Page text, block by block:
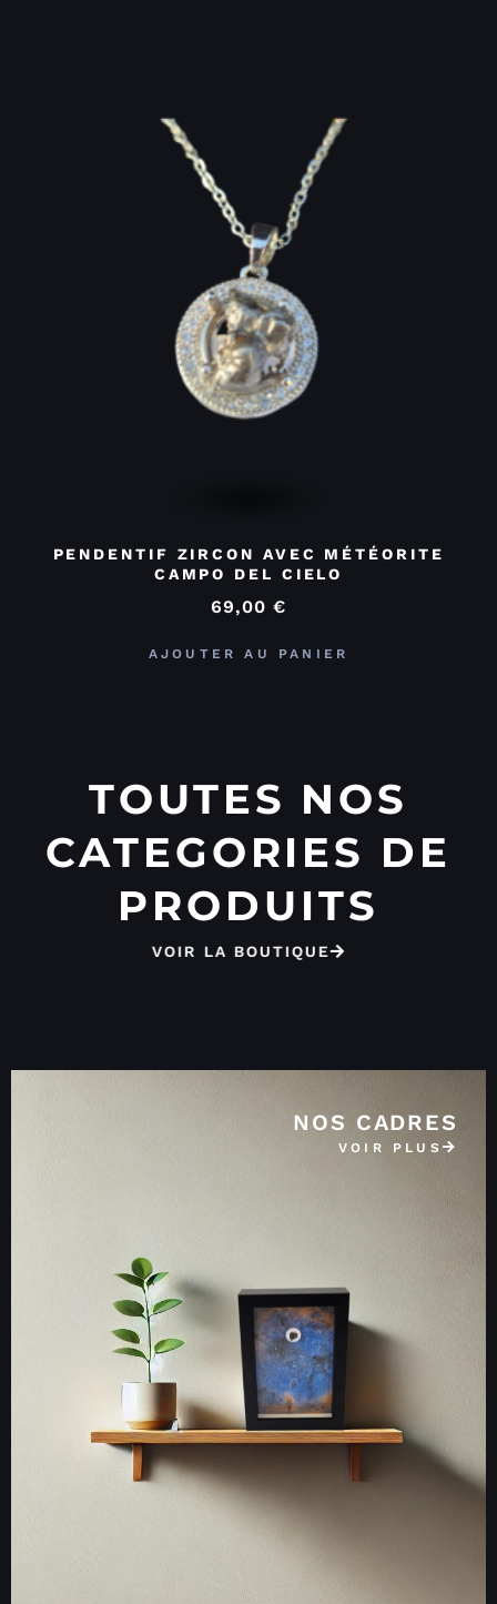
PENDENTIF ZIRCON AVEC MÉTÉORITE
CAMPO DEL CIELO
69,00 €
AJOUTER AU PANIER
TOUTES NOS
CATEGORIES DE
PRODUITS
VOIR LA BOUTIQUE
NOS CADRES
VOIR PLUS